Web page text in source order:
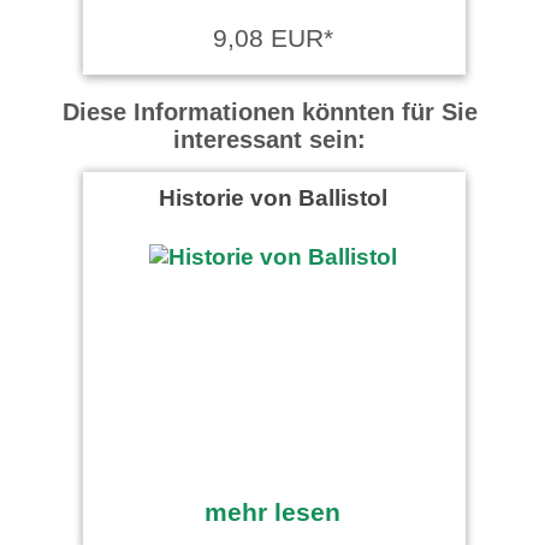
9,08 EUR*
Diese Informationen könnten für Sie
interessant sein:
Historie von Ballistol
mehr lesen